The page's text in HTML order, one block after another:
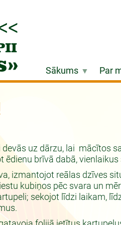
Sākums Par
devās uz dārzu, lai mācītos
brīvā dabā, vienlaikus
izmantojot reālas dzīves
kubiņos pēc svara un
sekojot līdzi laikam,